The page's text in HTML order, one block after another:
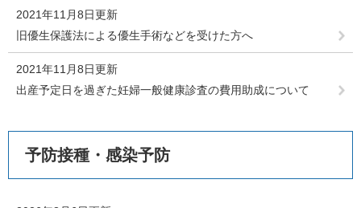
2021年11月8日更新
旧優生保護法による優生手術などを受けた方へ
2021年11月8日更新
出産予定日を過ぎた妊婦一般健康診査の費用助成について
予防接種・感染予防